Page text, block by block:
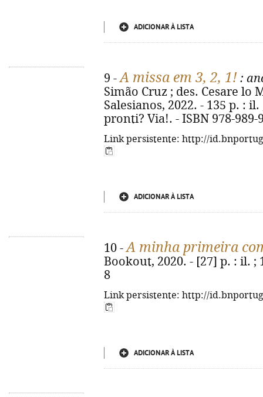
ADICIONAR À LISTA
9 -A missa em 3, 2, 1! :
Simão Cruz ; des. Cesare lo
Salesianos, 2022. - 135 p. :
pronti? Via!. - ISBN 978-989-
Link persistente: http://
ADICIONAR À LISTA
10 -A minha primeira
Bookout, 2020. - [27] p. : il. ;
8
Link persistente: http://
ADICIONAR À LISTA